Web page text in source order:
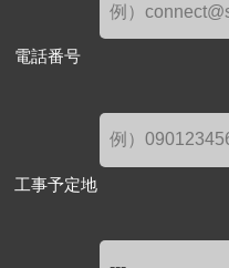
電話番号
工事予定地